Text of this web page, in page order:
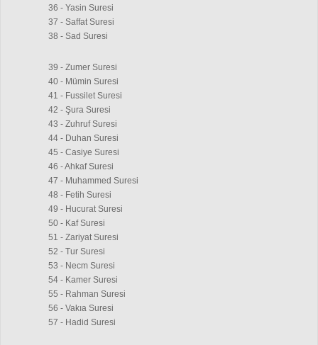
36 - Yasin Suresi
37 - Saffat Suresi
38 - Sad Suresi
39 - Zumer Suresi
40 - Mümin Suresi
41 - Fussilet Suresi
42 - Şura Suresi
43 - Zuhruf Suresi
44 - Duhan Suresi
45 - Casiye Suresi
46 - Ahkaf Suresi
47 - Muhammed Suresi
48 - Fetih Suresi
49 - Hucurat Suresi
50 - Kaf Suresi
51 - Zariyat Suresi
52 - Tur Suresi
53 - Necm Suresi
54 - Kamer Suresi
55 - Rahman Suresi
56 - Vakıa Suresi
57 - Hadid Suresi